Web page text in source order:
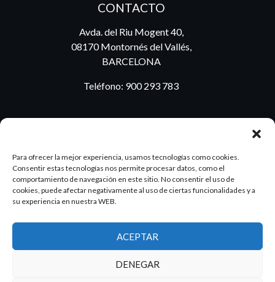
Para ofrecer la mejor experiencia, usamos tecnologías como cookies.
Consentir estas tecnologías nos permite procesar datos, como el
comportamiento de navegación en este sitio. No consentir el uso de
cookies, puede afectar negativamente al uso de ciertas funcionalidades y a
su experiencia en nuestra WEB.
ACEPTAR
DENEGAR
CONTACTO
Avda. del Riu Mogent 40,
08170 Montornés del Vallés,
BARCELONA
Teléfono: 900 293 783
2026 Dake. Todos los derechos reservados.